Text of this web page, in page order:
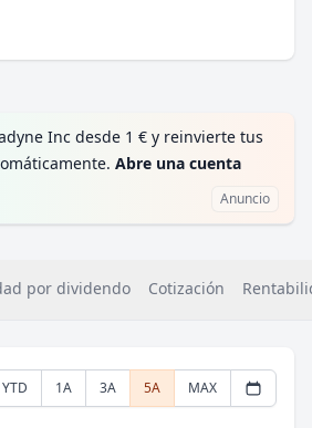
Inc desde 1 € y reinvierte tus
Abre una cuenta
Anuncio
por dividendo Cotización
YTD 1A 3A 5A MAX